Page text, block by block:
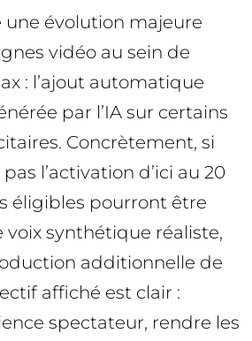
une évolution majeure
vidéo au sein de
: l’ajout automatique
par l’IA sur certains
Concrètement, si
l’activation d’ici au 20
éligibles pourront être
voix synthétique réaliste,
additionnelle de
affiché est clair :
spectateur, rendre les